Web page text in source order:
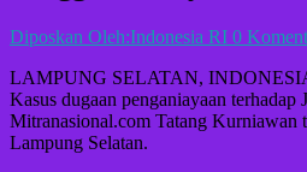
Diposkan Oleh:Indonesia RI 0
LAMPUNG SELATAN, INDONESIA
Kasus dugaan penganiayaan
Mitranasional.com Tatang Kurniawan
Lampung Selatan.